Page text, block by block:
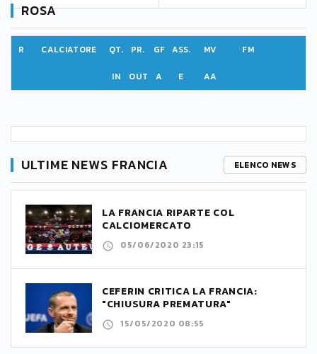
ROSA
R CALCIATORE QT. PR. GF ASS. MV FM
IN OUT A E AA
ULTIME NEWS FRANCIA ELENCO NEWS
LA FRANCIA RIPARTE COL
CALCIOMERCATO
05/06/2020 23:15
CEFERIN CRITICA LA FRANCIA:
"CHIUSURA PREMATURA"
15/05/2020 08:55